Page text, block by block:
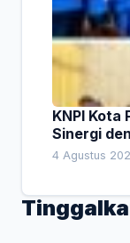
KNPI Kota
Sinergi
DPRD
4 Agustus